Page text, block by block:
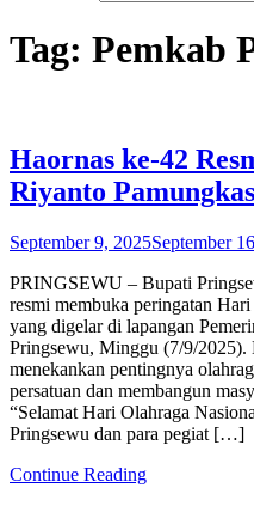
Tag: Pemkab
Haornas ke-42
Riyanto Pamungkas
September 9, 2025September
PRINGSEWU – Bupati
resmi membuka peringatan
yang digelar di lapangan
Pringsewu, Minggu (7/9/2025).
menekankan pentingnya
persatuan dan membangun
“Selamat Hari Olahraga
Pringsewu dan para pegiat […]
Continue Reading